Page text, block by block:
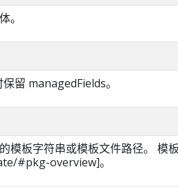
。
留 managedFields。
板字符串或模板文件路径。 模
#pkg-overview]。